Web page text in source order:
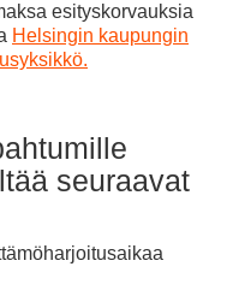
esityskorvauksia
Helsingin kaupungin
seuraavat